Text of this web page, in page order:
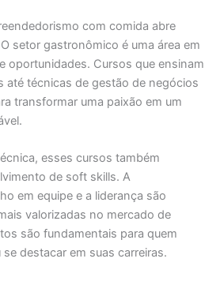
com comida abre
setor gastronômico é uma área em
oportunidades. Cursos que ensinam
até técnicas de gestão de negócios
transformar uma paixão em um
esses cursos também
de soft skills. A
em equipe e a liderança são
valorizadas no mercado de
são fundamentais para quem
destacar em suas carreiras.